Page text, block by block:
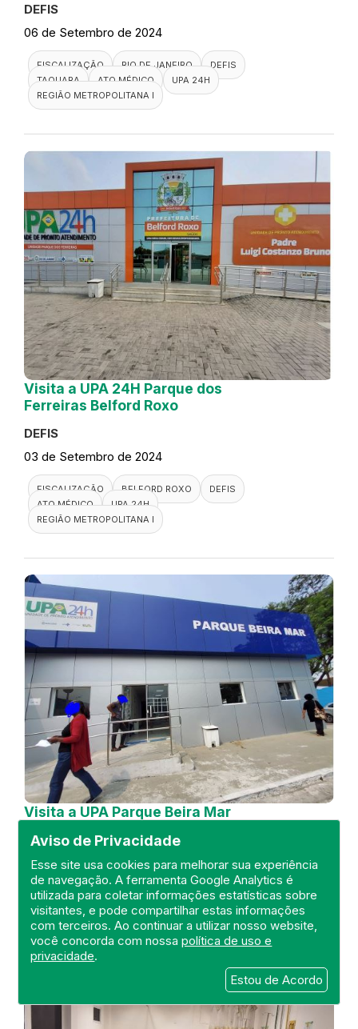
Aviso de Privacidade
Esse site usa cookies para melhorar sua experiência
de navegação. A ferramenta Google Analytics é
utilizada para coletar informações estatísticas sobre
visitantes, e pode compartilhar estas informações
com terceiros. Ao continuar a utilizar nosso website,
você concorda com nossapolítica de uso e
privacidade.
Estou de Acordo
DEFIS
06 de Setembro de 2024
FISCALIZAÇÃO RIO DE JANEIRO
DEFIS
TAQUARA
ATO MÉDICO
UPA 24H
REGIÃO METROPOLITANA I
Visita a UPA 24H Parque dos
Ferreiras Belford Roxo
DEFIS
03 de Setembro de 2024
FISCALIZAÇÃO BELFORD ROXO
DEFIS
ATO MÉDICO
UPA 24H
REGIÃO METROPOLITANA I
Visita a UPA Parque Beira Mar
DEFIS
03 de Setembro de 2024
FISCALIZAÇÃO RIO DE JANEIRO
DEFIS
DUQUE DE CAXIAS
ATO MÉDICO
UPA 24H
REGIÃO METROPOLITANA I